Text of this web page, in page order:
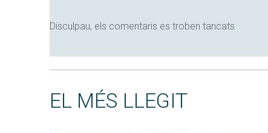
Disculpau, els comentaris es troben tancats
EL MÉS LLEGIT